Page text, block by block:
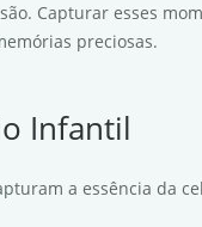
Capturar esses
preciosas.
Infantil
a essência da